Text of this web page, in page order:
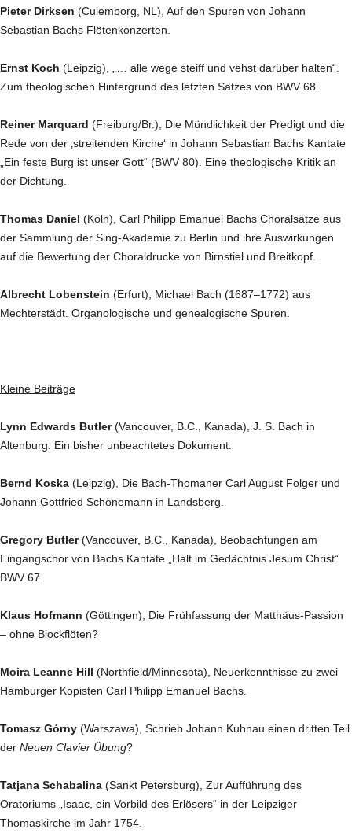
Pieter Dirksen (Culemborg, NL), Auf den Spuren von Johann
Sebastian Bachs Flötenkonzerten.
Ernst Koch (Leipzig), „… alle wege steiff und vehst darüber halten“.
Zum theologischen Hintergrund des letzten Satzes von BWV 68.
Reiner Marquard (Freiburg/Br.), Die Mündlichkeit der Predigt und die
Rede von der ‚streitenden Kirche‘ in Johann Sebastian Bachs Kantate
„Ein feste Burg ist unser Gott“ (BWV 80). Eine theologische Kritik an
der Dichtung.
Thomas Daniel (Köln), Carl Philipp Emanuel Bachs Choralsätze aus
der Sammlung der Sing-Akademie zu Berlin und ihre Auswirkungen
auf die Bewertung der Choraldrucke von Birnstiel und Breitkopf.
Albrecht Lobenstein (Erfurt), Michael Bach (1687–1772) aus
Mechterstädt. Organologische und genealogische Spuren.
Kleine Beiträge
Lynn Edwards Butler(Vancouver, B.C., Kanada), J. S. Bach in
Altenburg: Ein bisher unbeachtetes Dokument.
Bernd Koska (Leipzig), Die Bach-Thomaner Carl August Folger und
Johann Gottfried Schönemann in Landsberg.
Gregory Butler(Vancouver, B.C., Kanada), Beobachtungen am
Eingangschor von Bachs Kantate „Halt im Gedächtnis Jesum Christ“
BWV 67.
Klaus Hofmann (Göttingen), Die Frühfassung der Matthäus-Passion
– ohne Blockflöten?
Moira Leanne Hill (Northfield/Minnesota), Neuerkenntnisse zu zwei
Hamburger Kopisten Carl Philipp Emanuel Bachs.
Tomasz Górny (Warszawa), Schrieb Johann Kuhnau einen dritten Teil
der Neuen Clavier Übung?
Tatjana Schabalina (Sankt Petersburg), Zur Aufführung des
Oratoriums „Isaac, ein Vorbild des Erlösers“ in der Leipziger
Thomaskirche im Jahr 1754.